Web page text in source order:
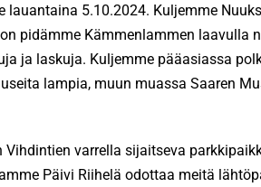
5.10.2024. Kuljemme
pidämme Kämmenlammen laavulla
ja laskuja. Kuljemme pääasiassa
lampia, muun muassa Saaren
varrella sijaitseva
Päivi Riihelä odottaa meitä